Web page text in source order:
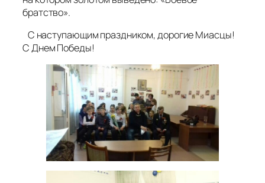
братство».
С наступающим праздником, дорогие Миасцы!
С Днем Победы!